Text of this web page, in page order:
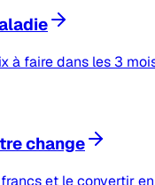
à faire dans les 3
change
et le convertir